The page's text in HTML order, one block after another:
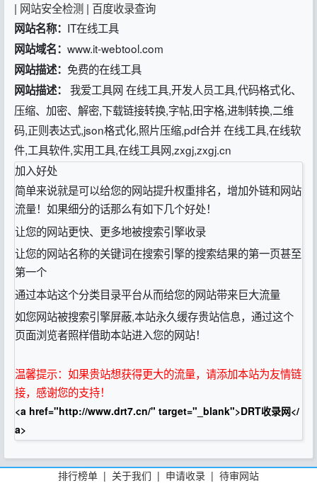
| 网站安全检测 | 百度收录查询
网站名称： IT在线工具
网站域名： www.it-webtool.com
网站描述： 免费的在线工具
网站描述： 我爱工具网 在线工具,开发人员工具,代码格式化、
压缩、加密、解密,下载链接转换,字帖,田字格,进制转换,二维
码,正则表达式,json格式化,照片压缩,pdf合并 在线工具,在线软
件,工具软件,实用工具,在线工具网,zxgj,zxgj.cn
加入好处
简单来说就是可以给您的网站提升权重排名，增加外链和网站
流量！如果细分的话那么有如下几个好处！
让您的网站更快、更多地被搜索引擎收录
让您的网站名称的关键词在搜索引擎的搜索结果的第一页甚至
第一个
通过本站这个分类目录平台从而给您的网站带来巨大流量
如您网站被搜索引擎屏蔽,本站永久缓存贵站信息，通过这个
页面浏览者照样借助本站进入您的网站！
温馨提示：如果贵站想获得更大的流量，请添加本站为友情链
接，感谢您的支持！
<a href="http://www.drt7.cn/" target="_blank">DRT收录网</
a>
排行榜单 | 关于我们 | 申请收录 | 待审网站